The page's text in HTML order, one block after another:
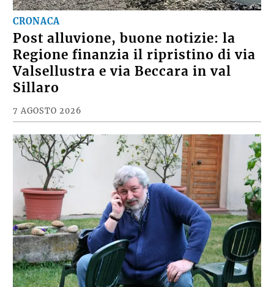
CRONACA
Post alluvione, buone notizie: la
Regione finanzia il ripristino di via
Valsellustra e via Beccara in val
Sillaro
7 AGOSTO 2026